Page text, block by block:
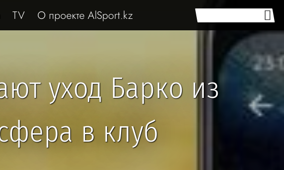
TV О проекте AlSport.kz
уход Барко из
в клуб